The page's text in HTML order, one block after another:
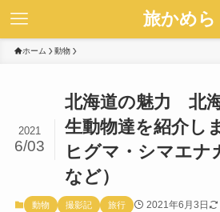
旅かめら
ホーム 動物
北海道の魅力 北
生動物達を紹介し
ヒグマ・シマエナ
など）
2021
6/03
動物 撮影記 旅行 2021年6月3日